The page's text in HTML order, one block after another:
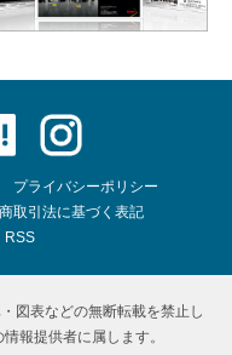
プライバシーポリシー
取引法に基づく表記
RSS
図表などの無断転載を禁止し
報提供者に属します。